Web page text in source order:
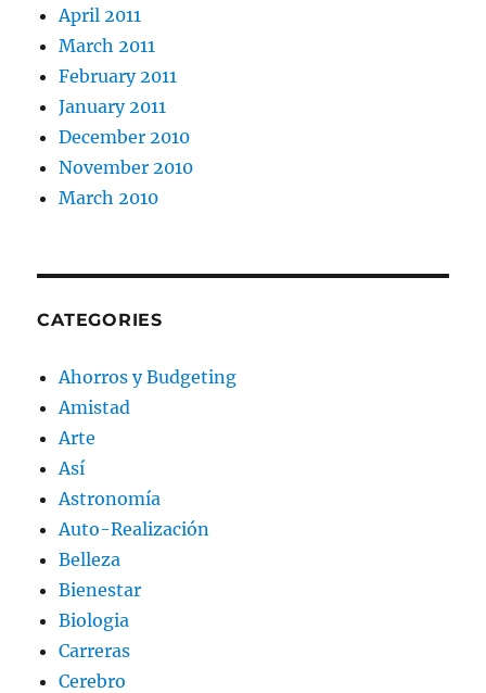
April 2011
March 2011
February 2011
January 2011
December 2010
November 2010
March 2010
CATEGORIES
Ahorros y Budgeting
Amistad
Arte
Así
Astronomía
Auto-Realización
Belleza
Bienestar
Biologia
Carreras
Cerebro